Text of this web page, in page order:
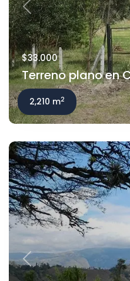
Previous
$33.000
Terreno plano en
2,210 m2
Previous